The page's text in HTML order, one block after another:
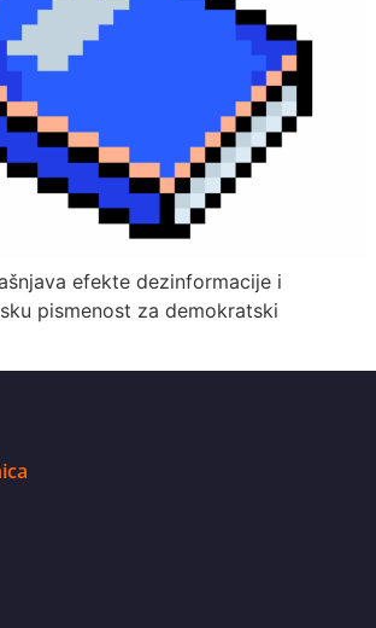
efekte dezinformacije i
pismenost za demokratski